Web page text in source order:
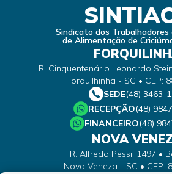
Sindicato dos
de Alimentação de
R. Cinquentenário Leonardo
Forquilhinha - SC • CEP:
SEDE(48) 3463-
RECEPÇÃO(48)
FINANCEIRO(48)
NOVA
R. Alfredo Pessi, 1497 •
Nova Veneza - SC • CEP: